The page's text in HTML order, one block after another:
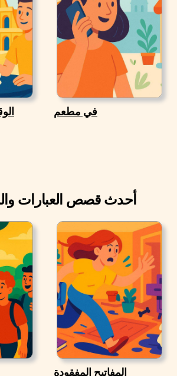
في مطعم
أحدث قصص العبارات
المفاتيح المفقودة